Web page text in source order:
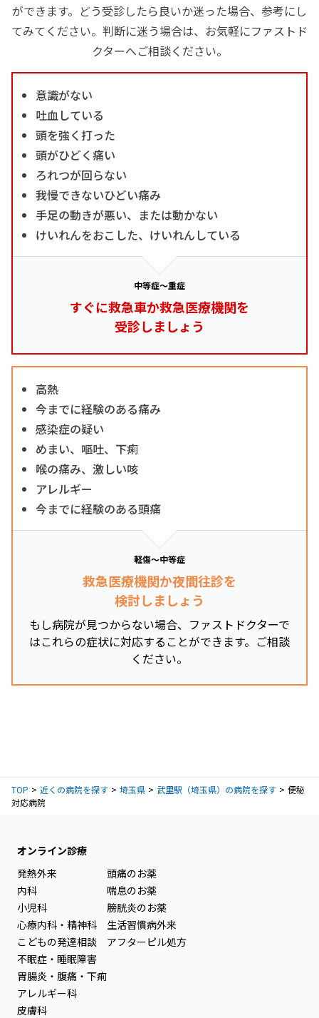
ができます。どう受診したら良いか迷った場合、参考にし
てみてください。判断に迷う場合は、お気軽にファストド
クターへご相談ください。
意識がない
吐血している
頭を強く打った
頭がひどく痛い
ろれつが回らない
我慢できないひどい痛み
手足の動きが悪い、または動かない
けいれんをおこした、けいれんしている
中等症～重症
すぐに救急車か救急医療機関を
受診しましょう
高熱
今までに経験のある痛み
感染症の疑い
めまい、嘔吐、下痢
喉の痛み、激しい咳
アレルギー
今までに経験のある頭痛
軽傷～中等症
救急医療機関か夜間往診を
検討しましょう
もし病院が見つからない場合、ファストドクターで
はこれらの症状に対応することができます。ご相談
ください。
TOP 近くの病院を探す 埼玉県 武里駅（埼玉県）の病院を探す
便秘
対応病院
オンライン診療
発熱外来
内科
小児科
心療内科・精神科
こどもの発達相談
不眠症・睡眠障害
胃腸炎・腹痛・下痢
アレルギー科
皮膚科
頭痛のお薬
喘息のお薬
膀胱炎のお薬
生活習慣病外来
アフターピル処方